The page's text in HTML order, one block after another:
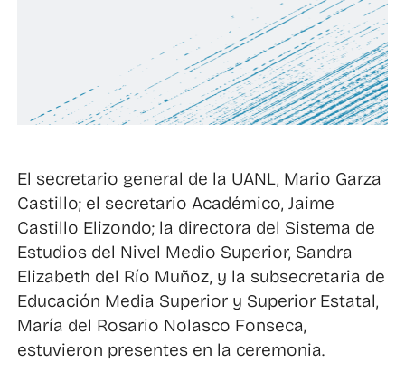
El secretario general de la UANL, Mario Garza
Castillo; el secretario Académico, Jaime
Castillo Elizondo; la directora del Sistema de
Estudios del Nivel Medio Superior, Sandra
Elizabeth del Río Muñoz, y la subsecretaria de
Educación Media Superior y Superior Estatal,
María del Rosario Nolasco Fonseca,
estuvieron presentes en la ceremonia.